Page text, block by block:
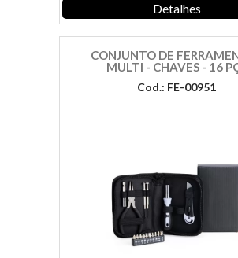
Detalhes
CONJUNTO DE
MULTI - CHAVES - 16
Cod.: FE-00951